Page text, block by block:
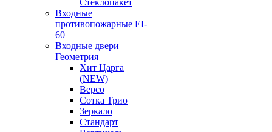
Стеклопакет
Входные
противопожарные EI-
60
Входные двери
Геометрия
Хит Царга
(NEW)
Версо
Сотка Трио
Зеркало
Стандарт